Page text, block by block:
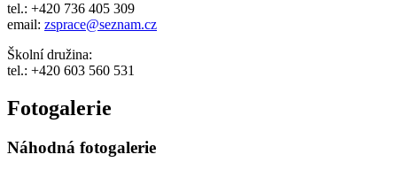
tel.: +420 736 405 309
email: zsprace@seznam.cz
Školní družina:
tel.: +420 603 560 531
Fotogalerie
Náhodná fotogalerie